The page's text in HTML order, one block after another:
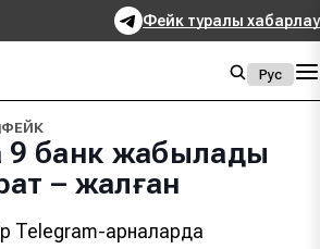
Фейк туралы хабарлау
Рус
ФЕЙК
9 банк жабылады
– жалған
Telegram-арналарда